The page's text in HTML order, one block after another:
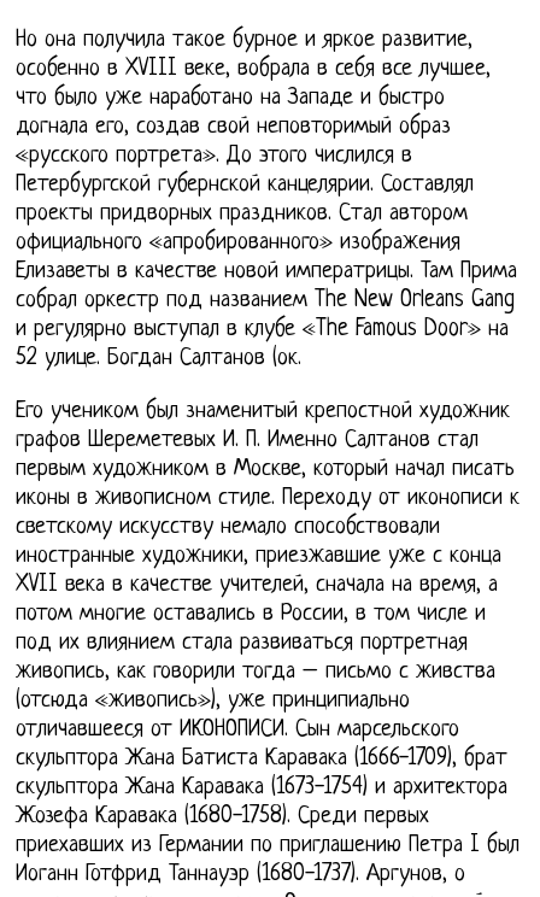
Но она получила такое бурное и яркое развитие,
особенно в XVIII веке, вобрала в себя все лучшее,
что было уже наработано на Западе и быстро
догнала его, создав свой неповторимый образ
«русского портрета». До этого числился в
Петербургской губернской канцелярии. Составлял
проекты придворных праздников. Стал автором
официального «апробированного» изображения
Елизаветы в качестве новой императрицы. Там Прима
собрал оркестр под названием The New Orleans Gang
и регулярно выступал в клубе «The Famous Door» на
52 улице. Богдан Салтанов (ок.
Его учеником был знаменитый крепостной художник
графов Шереметевых И. П. Именно Салтанов стал
первым художником в Москве, который начал писать
иконы в живописном стиле. Переходу от иконописи к
светскому искусству немало способствовали
иностранные художники, приезжавшие уже с конца
XVII века в качестве учителей, сначала на время, а
потом многие оставались в России, в том числе и
под их влиянием стала развиваться портретная
живопись, как говорили тогда – письмо с живства
(отсюда «живопись»), уже принципиально
отличавшееся от ИКОНОПИСИ. Сын марсельского
скульптора Жана Батиста Каравака (1666-1709), брат
скульптора Жана Каравака (1673-1754) и архитектора
Жозефа Каравака (1680-1758). Среди первых
приехавших из Германии по приглашению Петра I был
Иоганн Готфрид Таннауэр (1680-1737). Аргунов, о